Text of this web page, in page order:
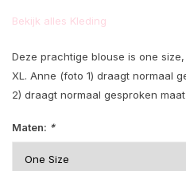
Bekijk alles Kleding
Deze prachtige blouse is one
XL. Anne (foto 1) draagt normaal
2) draagt normaal gesproken maat
Maten: *